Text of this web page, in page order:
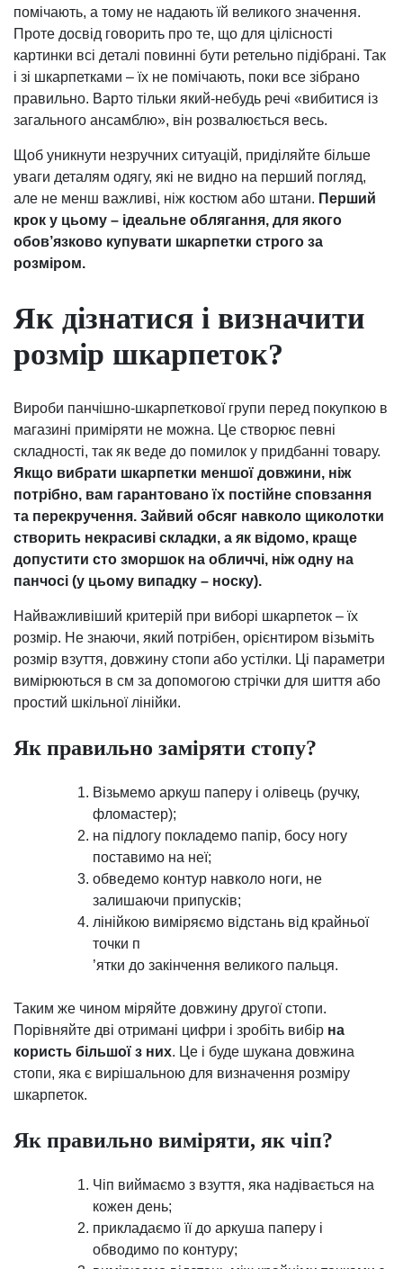
помічають, а тому не надають їй великого значення.
Проте досвід говорить про те, що для цілісності
картинки всі деталі повинні бути ретельно підібрані. Так
і зі шкарпетками – їх не помічають, поки все зібрано
правильно. Варто тільки який-небудь речі «вибитися із
загального ансамблю», він розвалюється весь.
Щоб уникнути незручних ситуацій, приділяйте більше
уваги деталям одягу, які не видно на перший погляд,
але не менш важливі, ніж костюм або штани. Перший
крок у цьому – ідеальне облягання, для якого
обов’язково купувати шкарпетки строго за
розміром.
Як дізнатися і визначити
розмір шкарпеток?
Вироби панчішно-шкарпеткової групи перед покупкою в
магазині приміряти не можна. Це створює певні
складності, так як веде до помилок у придбанні товару.
Якщо вибрати шкарпетки меншої довжини, ніж
потрібно, вам гарантовано їх постійне сповзання
та перекручення. Зайвий обсяг навколо щиколотки
створить некрасиві складки, а як відомо, краще
допустити сто зморшок на обличчі, ніж одну на
панчосі (у цьому випадку – носку).
Найважливіший критерій при виборі шкарпеток – їх
розмір. Не знаючи, який потрібен, орієнтиром візьміть
розмір взуття, довжину стопи або устілки. Ці параметри
вимірюються в см за допомогою стрічки для шиття або
простий шкільної лінійки.
Як правильно заміряти стопу?
Візьмемо аркуш паперу і олівець (ручку,
фломастер);
на підлогу покладемо папір, босу ногу
поставимо на неї;
обведемо контур навколо ноги, не
залишаючи припусків;
лінійкою виміряємо відстань від крайньої
точки п
’ятки до закінчення великого пальця.
Таким же чином міряйте довжину другої стопи.
Порівняйте дві отримані цифри і зробіть вибір на
користь більшої з них. Це і буде шукана довжина
стопи, яка є вирішальною для визначення розміру
шкарпеток.
Як правильно виміряти, як чіп?
Чіп виймаємо з взуття, яка надівається на
кожен день;
прикладаємо її до аркуша паперу і
обводимо по контуру;